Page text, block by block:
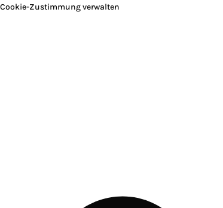
Cookie-Zustimmung verwalten